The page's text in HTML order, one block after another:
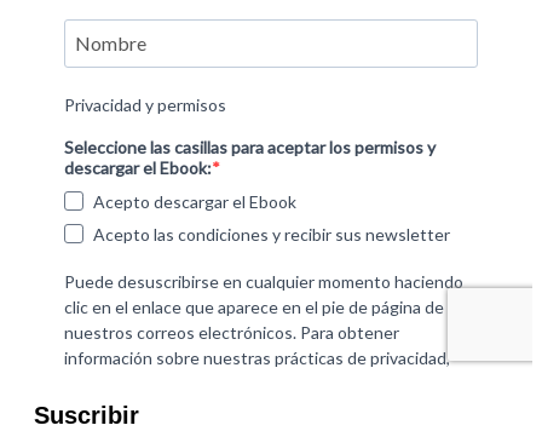
Suscribir